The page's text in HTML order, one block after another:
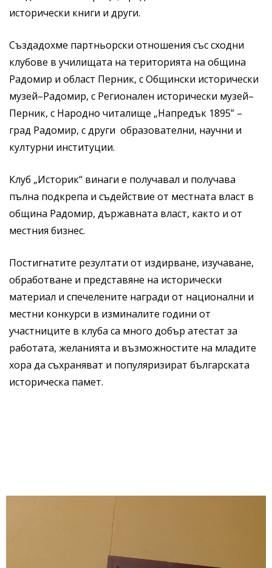
исторически книги и други.
Създадохме партньорски отношения със сходни
клубове в училищата на територията на община
Радомир и област Перник, с Общински исторически
музей–Радомир, с Регионален исторически музей–
Перник, с Народно читалище „Напредък 1895” –
град Радомир, с други образователни, научни и
културни институции.
Клуб „Историк“ винаги е получавал и получава
пълна подкрепа и съдействие от местната власт в
община Радомир, държавната власт, както и от
местния бизнес.
Постигнатите резултати от издирване, изучаване,
обработване и представяне на исторически
материал и спечелените награди от национални и
местни конкурси в изминалите години от
участниците в клуба са много добър атестат за
работата, желанията и възможностите на младите
хора да съхраняват и популяризират българската
историческа памет.